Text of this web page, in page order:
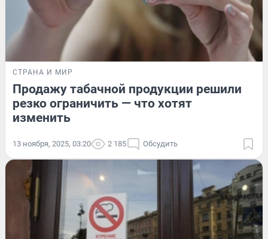
СТРАНА И МИР
Продажу табачной продукции решили
резко ограничить — что хотят
изменить
13 ноября, 2025, 03:20 2 185 Обсудить